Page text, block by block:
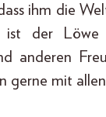
ihm die
ist der
anderen
gerne mit